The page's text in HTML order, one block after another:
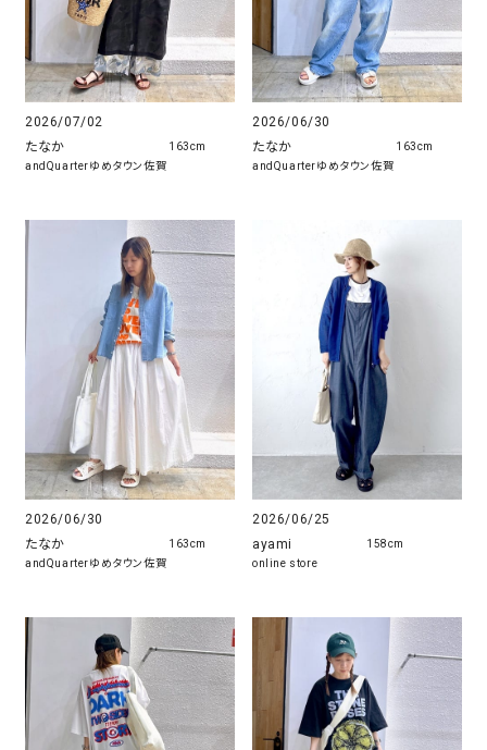
2026/07/02
たなか
andQuarterゆめタウン佐賀
163cm
2026/06/30
たなか
andQuarterゆめタウン佐賀
163cm
2026/06/30
たなか
andQuarterゆめタウン佐賀
163cm
2026/06/25
ayami
online store
158cm